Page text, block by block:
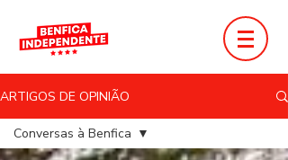
ARTIGOS DE OPINIÃO
Conversas à Benfica